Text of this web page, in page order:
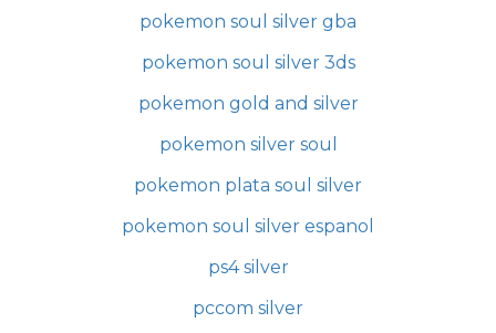
pokemon soul silver gba
pokemon soul silver 3ds
pokemon gold and silver
pokemon silver soul
pokemon plata soul silver
pokemon soul silver espanol
ps4 silver
pccom silver